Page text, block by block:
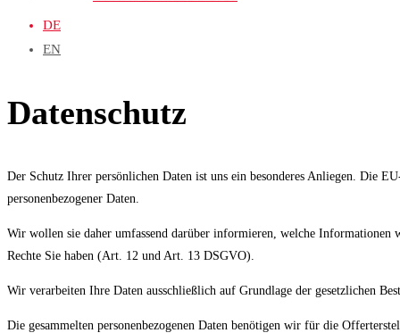
DE
EN
Datenschutz
Der Schutz Ihrer persönlichen Daten ist uns ein besonderes Anliegen. Die
personenbezogener Daten.
Wir wollen sie daher umfassend darüber informieren, welche Informationen
Rechte Sie haben (Art. 12 und Art. 13 DSGVO).
Wir verarbeiten Ihre Daten ausschließlich auf Grundlage der gesetzlichen
Die gesammelten personenbezogenen Daten benötigen wir für die